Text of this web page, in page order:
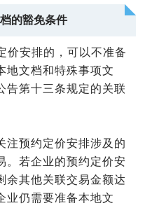
的豁免条件
价安排的，可以不准备
地文档和特殊事项文
告第十三条规定的关联
注预约定价安排涉及的
。若企业的预约定价安
余其他关联交易金额达
业仍需要准备本地文